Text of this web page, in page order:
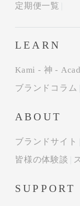
定期便一覧
LEARN
Kami - 神 -
ブランドコラム
ABOUT
ブランドサイト
皆様の体験談
SUPPORT